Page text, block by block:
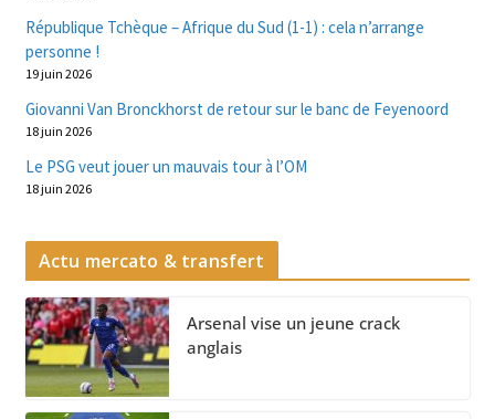
République Tchèque – Afrique du Sud (1-1) : cela n’arrange
personne !
19 juin 2026
Giovanni Van Bronckhorst de retour sur le banc de Feyenoord
18 juin 2026
Le PSG veut jouer un mauvais tour à l’OM
18 juin 2026
Actu mercato & transfert
Arsenal vise un jeune crack
anglais